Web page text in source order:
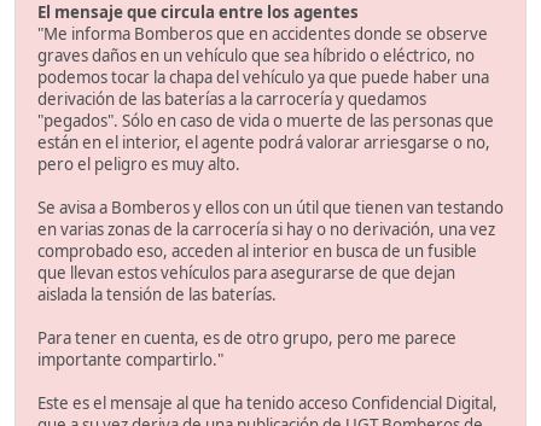
El mensaje que circula entre los agentes
"Me informa Bomberos que en accidentes donde se observe
graves daños en un vehículo que sea híbrido o eléctrico, no
podemos tocar la chapa del vehículo ya que puede haber una
derivación de las baterías a la carrocería y quedamos
"pegados". Sólo en caso de vida o muerte de las personas que
están en el interior, el agente podrá valorar arriesgarse o no,
pero el peligro es muy alto.
Se avisa a Bomberos y ellos con un útil que tienen van testando
en varias zonas de la carrocería si hay o no derivación, una vez
comprobado eso, acceden al interior en busca de un fusible
que llevan estos vehículos para asegurarse de que dejan
aislada la tensión de las baterías.
Para tener en cuenta, es de otro grupo, pero me parece
importante compartirlo."
Este es el mensaje al que ha tenido acceso Confidencial Digital,